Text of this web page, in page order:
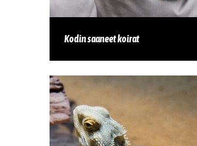
Kodin saaneet koirat